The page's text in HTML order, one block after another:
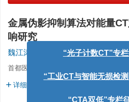
金属伪影抑制算法对能量
响研究
魏江涛 程雨荷, 马梓轩, 杨佳硕
首都医科大学附属北京同仁医院放射科
详细信息
“光子计数CT”专
“工业CT与智能无损检